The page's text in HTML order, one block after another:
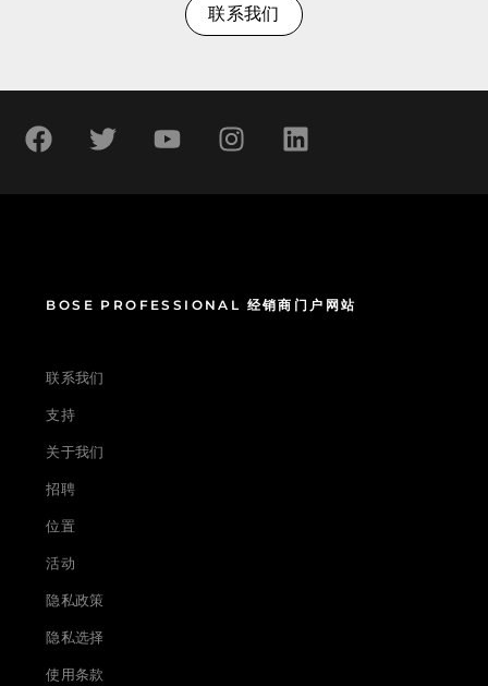
联系我们
BOSE PROFESSIONAL 经销商门户网站
联系我们
支持
关于我们
招聘
位置
活动
隐私政策
隐私选择
使用条款